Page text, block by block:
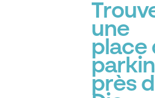
une
place
près